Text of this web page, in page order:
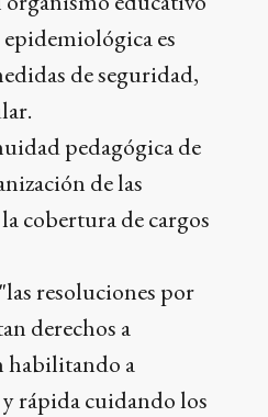
es
de seguridad,
pedagógica de
de las
cobertura de cargos
resoluciones por
derechos a
habilitando a
rápida cuidando los